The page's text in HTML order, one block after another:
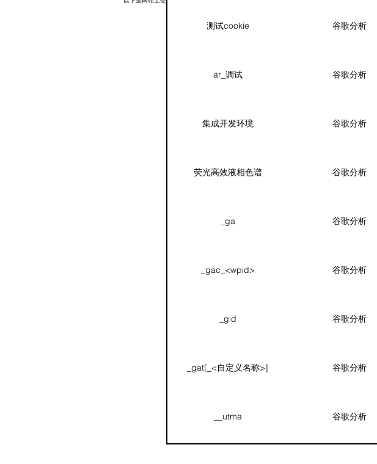
测试cookie 谷歌分析
ar_调试 谷歌分析
集成开发环境 谷歌分析
荧光高效液相色谱 谷歌分析
_ga 谷歌分析
_gac_<wpid> 谷歌分析
_gid 谷歌分析
_gat[_<自定义名称>] 谷歌分析
__utma 谷歌分析